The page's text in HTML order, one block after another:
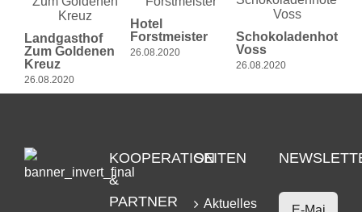
Landgasthof
Zum Goldenen
Kreuz
26.08.2020
Hotel
Forstmeister
26.08.2020
Schokoladenhotel
Voss
26.08.2020
KOOPERATION
&
PARTNER
SEITEN
Aktuelles